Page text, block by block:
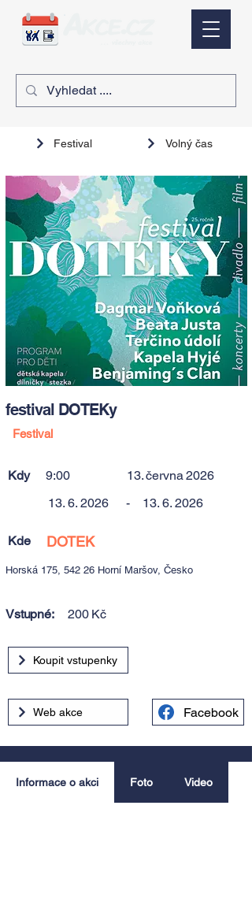
Festival Volný čas
festival DOTEKy
Festival
Kdy 9:00
13. června 2026
13. 6. 2026
- 13. 6. 2026
Kde DOTEK
Horská 175, 542 26 Horní Maršov, Česko
Vstupné: 200 Kč
Koupit vstupenky
Web akce Facebook
Informace o akci Foto Video